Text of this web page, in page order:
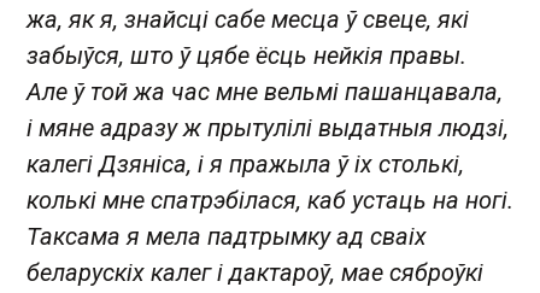
жа, як я, знайсці сабе месца ў свеце, які
забыўся, што ў цябе ёсць нейкія правы.
Але ў той жа час мне вельмі пашанцавала,
і мяне адразу ж прытулілі выдатныя людзі,
калегі Дзяніса, і я пражыла ў іх столькі,
колькі мне спатрэбілася, каб устаць на ногі.
Таксама я мела падтрымку ад сваіх
беларускіх калег і дактароў, мае сяброўкі